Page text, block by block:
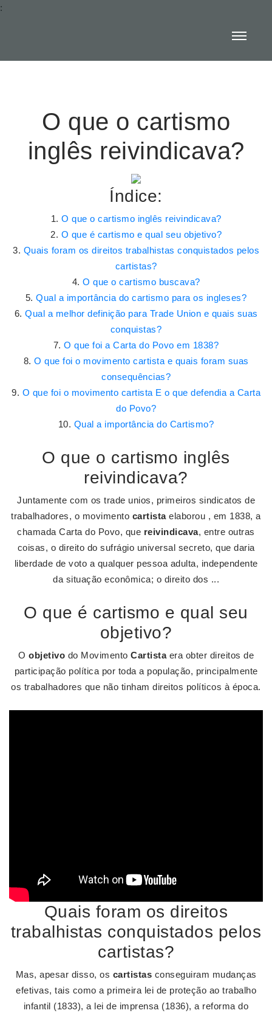
:
O que o cartismo
inglês reivindicava?
Índice:
O que o cartismo inglês reivindicava?
O que é cartismo e qual seu objetivo?
Quais foram os direitos trabalhistas conquistados pelos
cartistas?
O que o cartismo buscava?
Qual a importância do cartismo para os ingleses?
Qual a melhor definição para Trade Union e quais suas
conquistas?
O que foi a Carta do Povo em 1838?
O que foi o movimento cartista e quais foram suas
consequências?
O que foi o movimento cartista E o que defendia a Carta
do Povo?
Qual a importância do Cartismo?
O que o cartismo inglês
reivindicava?
Juntamente com os trade unios, primeiros sindicatos de
trabalhadores, o movimento cartistaelaborou , em 1838, a
chamada Carta do Povo, que reivindicava, entre outras
coisas, o direito do sufrágio universal secreto, que daria
liberdade de voto a qualquer pessoa adulta, independente
da situação econômica; o direito dos ...
O que é cartismo e qual seu
objetivo?
O objetivo do Movimento Cartistaera obter direitos de
participação política por toda a população, principalmente
os trabalhadores que não tinham direitos políticos à época.
Quais foram os direitos
trabalhistas conquistados pelos
cartistas?
Mas, apesar disso, os cartistas conseguiram mudanças
efetivas, tais como a primeira lei de proteção ao trabalho
infantil (1833), a lei de imprensa (1836), a reforma do